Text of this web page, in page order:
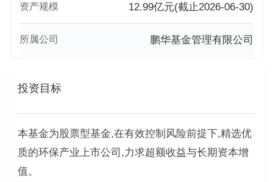
资产规模 12.99亿元(截止2026-06-30)
所属公司 鹏华基金管理有限公司
投资目标
本基金为股票型基金,在有效控制风险前提下,精选优
质的环保产业上市公司,力求超额收益与长期资本增
值。